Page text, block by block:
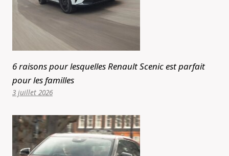
6 raisons pour lesquelles Renault Scenic est parfait
pour les familles
3 juillet 2026